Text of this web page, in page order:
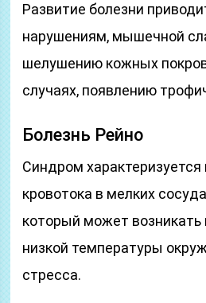
Развитие болезни
нарушениям, мышечной
шелушению кожных
случаях, появлению
Болезнь Рейно
Синдром
кровотока в мелких
который может
низкой температуры
стресса.